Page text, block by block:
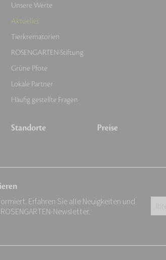
Unsere Werte
Aktuelles
Tierkrematorien
ROSENGARTEN-Stiftung
Grüne Pfote
Lokale Partner
Häufig gestellte Fragen
Standorte Preise
Erfahren Sie alle Neuigkeiten und
Newsletter.
E-